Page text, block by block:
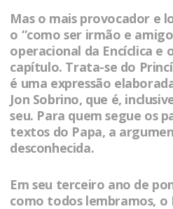
Mas o mais provocador e
o “como ser irmão e
operacional da Encíclica e
capítulo. Trata-se do
é uma expressão
Jon Sobrino, que é,
seu. Para quem segue os
textos do Papa, a
desconhecida.
Em seu terceiro ano de
como todos lembramos, o